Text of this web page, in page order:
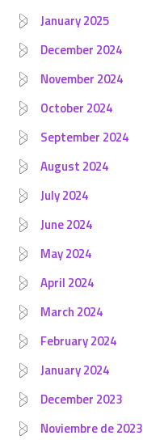
January 2025
December 2024
November 2024
October 2024
September 2024
August 2024
July 2024
June 2024
May 2024
April 2024
March 2024
February 2024
January 2024
December 2023
Noviembre de 2023